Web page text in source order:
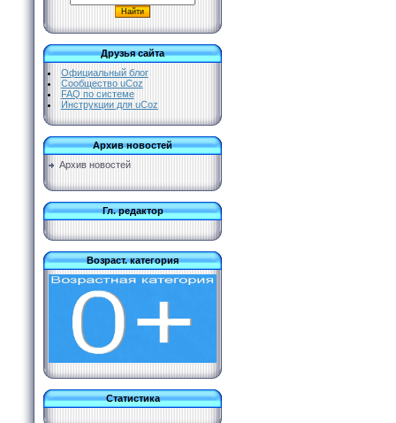
Друзья сайта
Официальный блог
Сообщество uCoz
FAQ по системе
Инструкции для uCoz
Архив новостей
Архив новостей
Гл. редактор
Возраст. категория
Статистика